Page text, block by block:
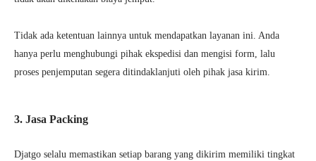
Tidak ada ketentuan lainnya untuk mendapatkan layanan ini. Anda
hanya perlu menghubungi pihak ekspedisi dan mengisi form, lalu
proses penjemputan segera ditindaklanjuti oleh pihak jasa kirim.
3. Jasa Packing
Djatgo selalu memastikan setiap barang yang dikirim memiliki tingkat